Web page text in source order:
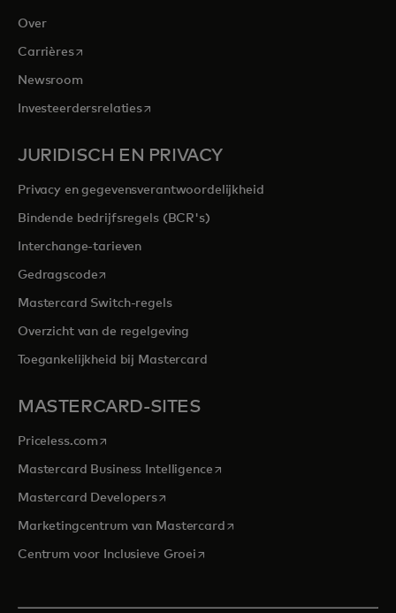
Over
Carrièresopens in a new tab
Newsroom
Investeerdersrelatiesopens in a new tab
JURIDISCH EN PRIVACY
Privacy en gegevensverantwoordelijkheid
Bindende bedrijfsregels (BCR's)
Interchange-tarieven
Gedragscodeopens in a new tab
Mastercard Switch-regels
Overzicht van de regelgeving
Toegankelijkheid bij Mastercard
MASTERCARD-SITES
Priceless.com opens in a new tab
Mastercard Business Intelligenceopens in a new tab
Mastercard Developersopens in a new tab
Marketingcentrum van Mastercardopens in a new tab
Centrum voor Inclusieve Groeiopens in a new tab